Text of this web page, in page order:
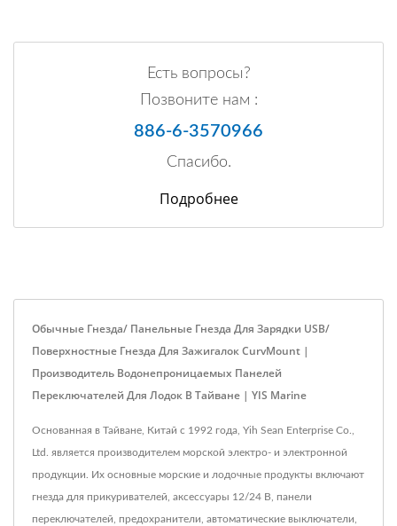
Есть вопросы?
Позвоните нам :
886-6-3570966
Спасибо.
Подробнее
Обычные Гнезда/ Панельные Гнезда Для Зарядки USB/
Поверхностные Гнезда Для Зажигалок CurvMount |
Производитель Водонепроницаемых Панелей
Переключателей Для Лодок В Тайване | YIS Marine
Основанная в Тайване, Китай с 1992 года, Yih Sean Enterprise Co.,
Ltd. является производителем морской электро- и электронной
продукции. Их основные морские и лодочные продукты включают
гнезда для прикуривателей, аксессуары 12/24 В, панели
переключателей, предохранители, автоматические выключатели,